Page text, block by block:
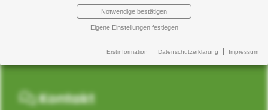
Notwendige bestätigen
Eigene Einstellungen festlegen
Erstinformation Datenschutzerklärung Impressum
Kontakt